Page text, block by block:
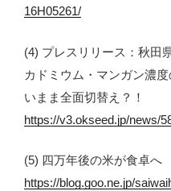
16H05261/
(4) プレスリリース：秋田
カドミウム・マンガン濃
いまま全面切替え？！
https://v3.okseed.jp/news/
(5) 四万年後の米が食卓へ
https://blog.goo.ne.jp/